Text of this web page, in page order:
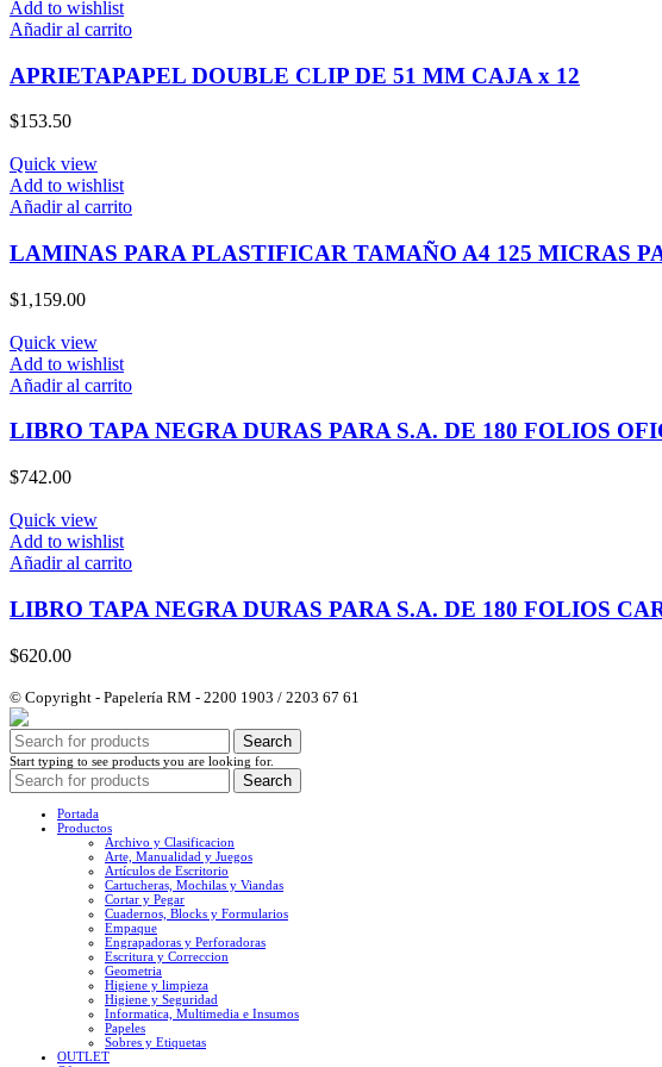
Add to wishlist
Añadir al carrito
APRIETAPAPEL DOUBLE CLIP DE 51 MM CAJA x 12
$153.50
Quick view
Add to wishlist
Añadir al carrito
LAMINAS PARA PLASTIFICAR TAMAÑO A4 125 MICRAS
$1,159.00
Quick view
Add to wishlist
Añadir al carrito
LIBRO TAPA NEGRA DURAS PARA S.A. DE 180 FOLIOS
$742.00
Quick view
Add to wishlist
Añadir al carrito
LIBRO TAPA NEGRA DURAS PARA S.A. DE 180 FOLIOS
$620.00
© Copyright - Papelería RM - 2200 1903 / 2203 67 61
Search
Start typing to see products you are looking for.
Search
Portada
Productos
Archivo y Clasificacion
Arte, Manualidad y Juegos
Artículos de Escritorio
Cartucheras, Mochilas y Viandas
Cortar y Pegar
Cuadernos, Blocks y Formularios
Empaque
Engrapadoras y Perforadoras
Escritura y Correccion
Geometria
Higiene y limpieza
Higiene y Seguridad
Informatica, Multimedia e Insumos
Papeles
Sobres y Etiquetas
OUTLET